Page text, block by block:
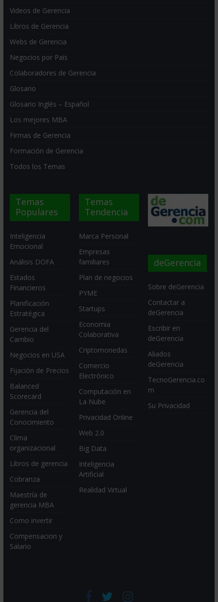
Videos de Gerencia
Libros de Gerencia
Webs de Gerencia
Negocios por País
Colaboradores de Gerencia
Glosario
Glosario Inglés – Español
Los mejores MBA
Firmas de Gerencia
Formación de Gerencia
Todos los Temas
Temas
Populares
Inteligencia
Emocional
Análisis DOFA
Estados
Financieros
Planificación
Estratégica
Gerencia del
Cambio
Negocios en USA
Fijación de Precios
Balanced
Scorecard
Gerencia del
Conocimiento
Clima
organizacional
Libros de gerencia
Cobranza
Maestría de
gerencia MBA
Como invertir
Compensacion y
Salario
Temas
Tendencia
Marca Personal
Empresas
familiares
Plan de negocios
PYME
Startups
Economia
Colaborativa
Criptomonedas
Comercio
Electrónico
Computación en
La Nube
Privacidad Online
Web 2.0
Big Data
Inteligencia
Artificial
Realidad Virtual
deGerencia
Sobre deGerencia
Contactar a
deGerencia
Escribir en
deGerencia
Aliados
deGerencia
TecnoGerencia.co
m
Su Privacidad